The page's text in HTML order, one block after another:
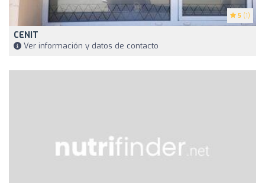
5 (1)
CENIT
Ver información y datos de contacto